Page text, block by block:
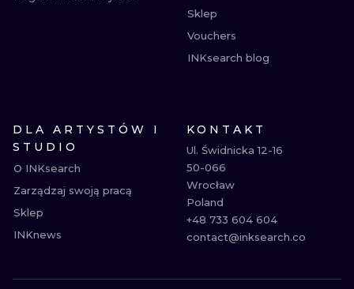
Sklep
Vouchers
INKsearch blog
DLA ARTYSTÓW I
STUDIO
O INKsearch
Zarządzaj swoją pracą
Sklep
INKnews
KONTAKT
Ul. Świdnicka 12-16
50-066
Wrocław
Poland
+48 733 604 604
contact@inksearch.co